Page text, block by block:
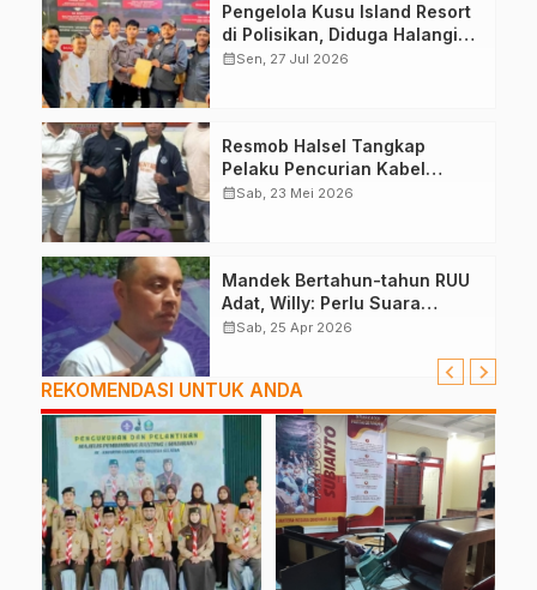
Pengelola Kusu Island Resort
di Polisikan, Diduga Halangi
Kerja Jurnalis
calendar_monthSen, 27 Jul 2026
Resmob Halsel Tangkap
Pelaku Pencurian Kabel
Lampu Jalan
calendar_monthSab, 23 Mei 2026
Mandek Bertahun-tahun RUU
Adat, Willy: Perlu Suara
Pemda, DPRD
calendar_monthSab, 25 Apr 2026
REKOMENDASI UNTUK ANDA